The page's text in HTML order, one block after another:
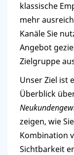
klassische
mehr
Kanäle Sie
Angebot
Zielgruppe
Unser Ziel ist
Überblick
zeigen, wie
Kombination
Sichtbarkeit